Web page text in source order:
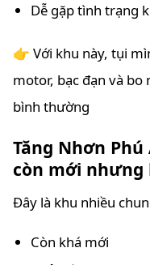
Dễ gặp tình trạng
👉 Với khu này, tụi
motor, bạc đạn và bo
bình thường
Tăng Nhơn
còn mới nhưng
Đây là khu nhiều
Còn khá mới